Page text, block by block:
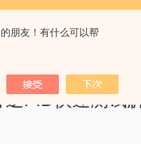
朋友！有什么可以帮
德国弗莱贝
PID快速测试